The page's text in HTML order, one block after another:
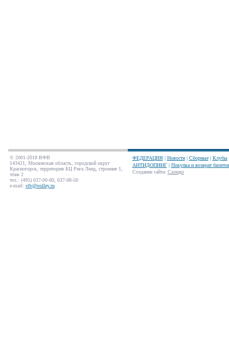
© 2001-2018 ВФВ
143421, Московская область, городской округ
Красногорск, территория БЦ Рига Ленд, строение 1,
этаж 2
тел.: (495) 637-00-00, 637-08-50
e-mail: vfv@volley.ru
ФЕДЕРАЦИЯ| Новости| Сборные| Клубы
АНТИДОПИНГ| Покупка и возврат
Создание сайта: Салюдо